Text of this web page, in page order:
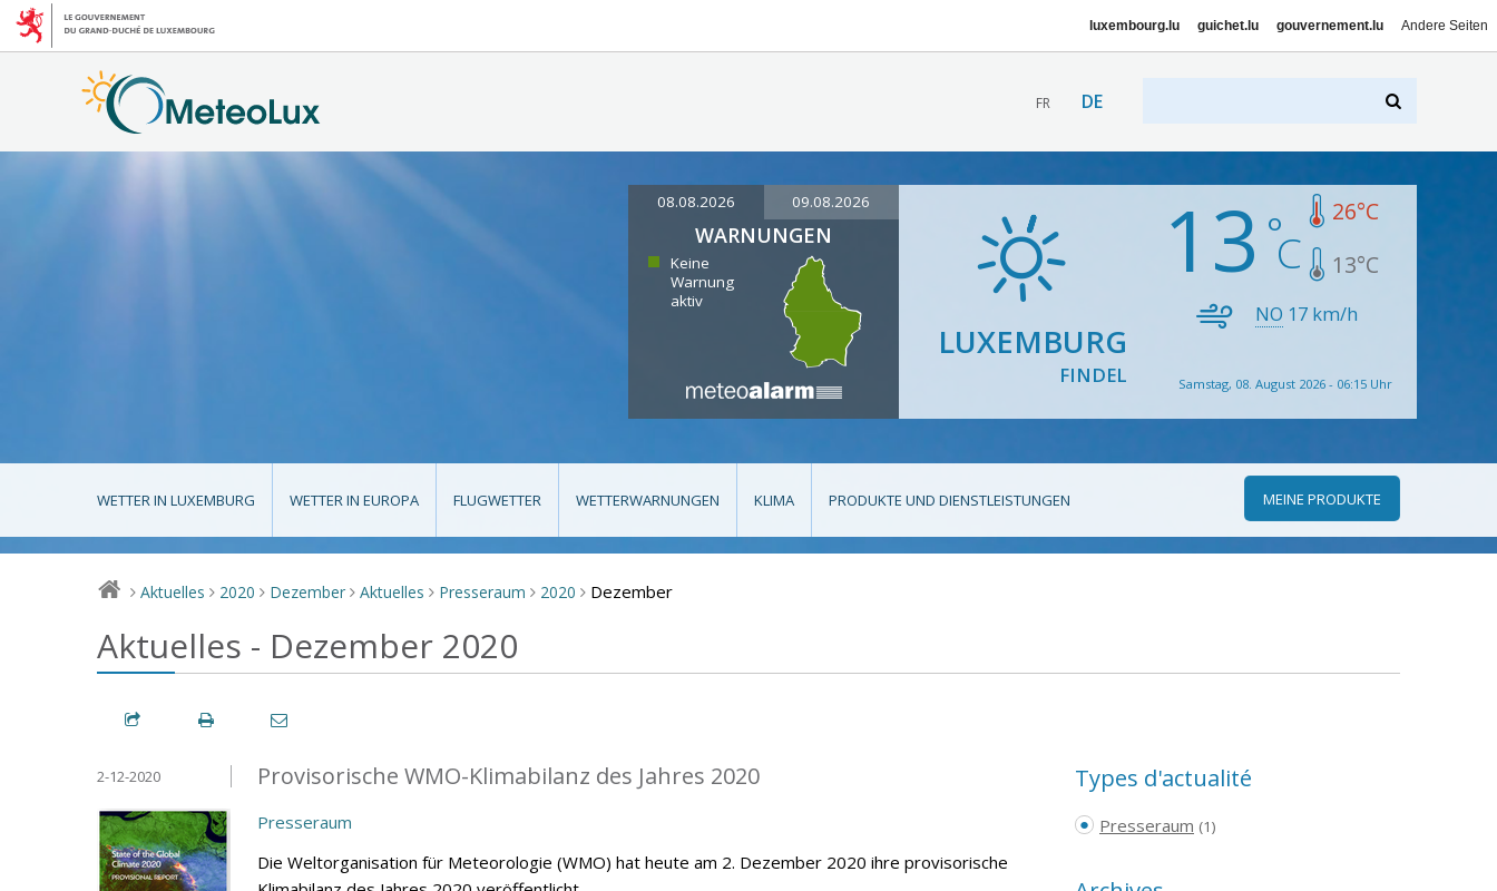
luxembourg.lu guichet.lu gouvernement.lu Andere Seiten
FR DE
08.08.2026 09.08.2026
WARNUNGEN
Keine
Warnung
aktiv
LUXEMBURG
FINDEL
13 26°C
13°C
NO 17 km/h
Samstag, 08. August 2026 - 06:15 Uhr
WETTER IN LUXEMBURG WETTER IN EUROPA FLUGWETTER WETTERWARNUNGEN KLIMA PRODUKTE UND DIENSTLEISTUNGEN MEINE PRODUKTE
> Aktuelles > 2020 > Dezember > Aktuelles > Presseraum > 2020 > Dezember
Aktuelles - Dezember 2020
Provisorische WMO-Klimabilanz des Jahres 2020
2-12-2020
Presseraum
Die Weltorganisation für Meteorologie (WMO) hat heute am 2. Dezember 2020 ihre provisorische
Types d'actualité
Presseraum (1)